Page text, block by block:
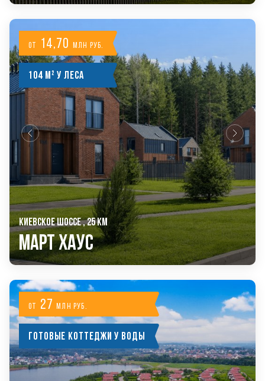
от 14,70 млн руб.
104 м² у леса
КИЕВСКОЕ ШОССЕ , 25 КМ
Март Хаус
от 27млн руб.
Готовые коттеджи у воды